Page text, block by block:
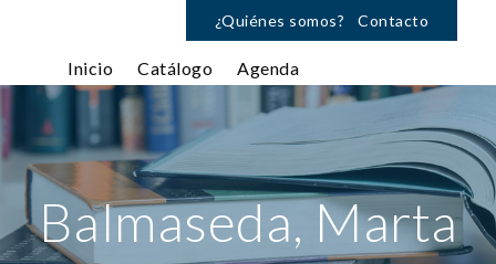
¿Quiénes somos? Contacto
Inicio Catálogo Agenda
Balmaseda, Marta